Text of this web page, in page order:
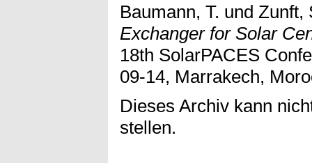
Baumann, T. und Zunft,
Exchanger for Solar
18th SolarPACES
09-14, Marrakech,
Dieses Archiv kann
stellen.